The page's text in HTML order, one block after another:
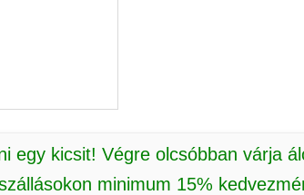
egy kicsit! Végre olcsóbban várja
minimum 15%